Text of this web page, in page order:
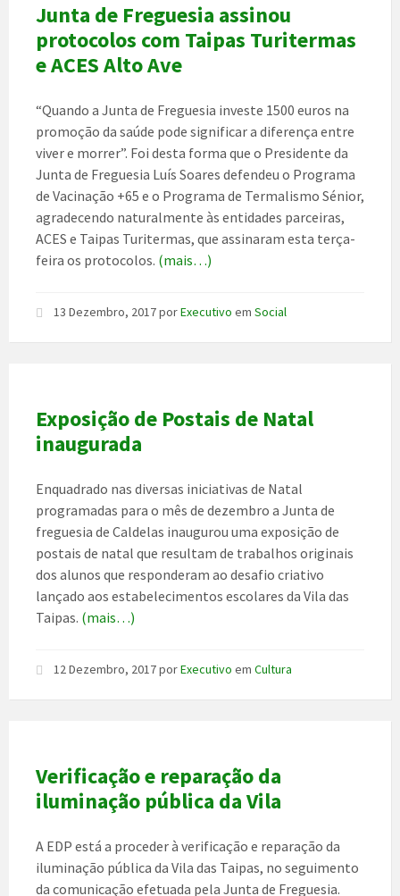
Junta de Freguesia assinou
protocolos com Taipas Turitermas
e ACES Alto Ave
“Quando a Junta de Freguesia investe 1500 euros na
promoção da saúde pode significar a diferença entre
viver e morrer”. Foi desta forma que o Presidente da
Junta de Freguesia Luís Soares defendeu o Programa
de Vacinação +65 e o Programa de Termalismo Sénior,
agradecendo naturalmente às entidades parceiras,
ACES e Taipas Turitermas, que assinaram esta terça-
feira os protocolos. (mais…)
13 Dezembro, 2017porExecutivo em Social
Exposição de Postais de Natal
inaugurada
Enquadrado nas diversas iniciativas de Natal
programadas para o mês de dezembro a Junta de
freguesia de Caldelas inaugurou uma exposição de
postais de natal que resultam de trabalhos originais
dos alunos que responderam ao desafio criativo
lançado aos estabelecimentos escolares da Vila das
Taipas. (mais…)
12 Dezembro, 2017porExecutivo em Cultura
Verificação e reparação da
iluminação pública da Vila
A EDP está a proceder à verificação e reparação da
iluminação pública da Vila das Taipas, no seguimento
da comunicação efetuada pela Junta de Freguesia.